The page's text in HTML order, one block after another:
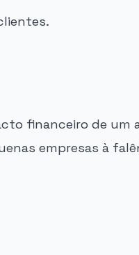
financeiro de um
empresas à